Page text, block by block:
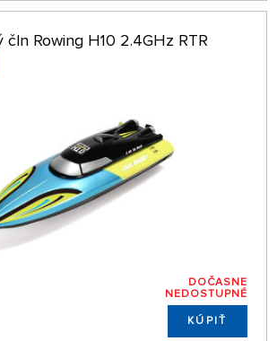
čln Rowing H10 2.4GHz RTR
DOČASNE
NEDOSTUPNÉ
KÚPIŤ